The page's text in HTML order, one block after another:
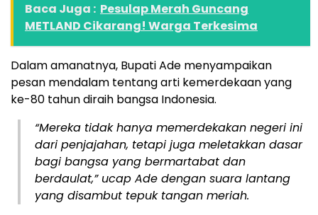
Baca Juga : Pesulap Merah Guncang
METLAND Cikarang! Warga Terkesima
Dalam amanatnya, Bupati Ade menyampaikan
pesan mendalam tentang arti kemerdekaan yang
ke-80 tahun diraih bangsa Indonesia.
“Mereka tidak hanya memerdekakan negeri ini
dari penjajahan, tetapi juga meletakkan dasar
bagi bangsa yang bermartabat dan
berdaulat,”ucap Ade dengan suara lantang
yang disambut tepuk tangan meriah.